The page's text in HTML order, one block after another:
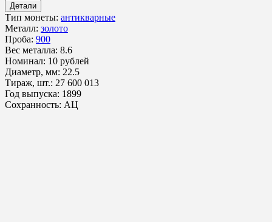
Детали
Тип монеты: антикварные
Металл: золото
Проба: 900
Вес металла: 8.6
Номинал: 10 рублей
Диаметр, мм: 22.5
Тираж, шт.: 27 600 013
Год выпуска: 1899
Сохранность: АЦ